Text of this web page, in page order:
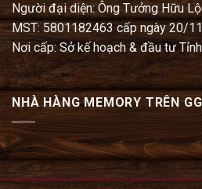
Người đại diện: Ông Tưởng Hữu
MST: 5801182463 cấp ngày 20/
Nơi cấp: Sở kế hoạch & đầu tư
NHÀ HÀNG MEMORY TRÊN